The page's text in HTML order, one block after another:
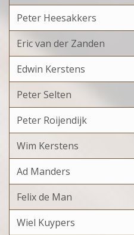
Peter Heesakkers
Eric van der Zanden
Edwin Kerstens
Peter Selten
Peter Roijendijk
Wim Kerstens
Ad Manders
Felix de Man
Wiel Kuypers